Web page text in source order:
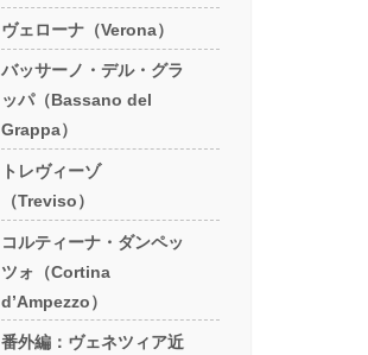
ヴェローナ（Verona）
バッサーノ・デル・グラ
ッパ（Bassano del
Grappa）
トレヴィーゾ
（Treviso）
コルティーナ・ダンペッ
ツォ（Cortina
d’Ampezzo）
番外編：ヴェネツィア近